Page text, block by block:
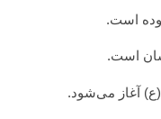
است.
است.
آغاز می‌شود.